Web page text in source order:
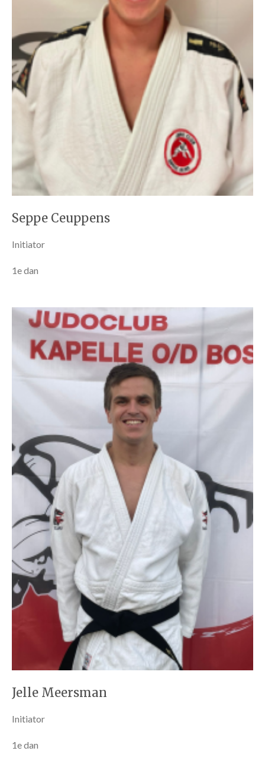
Seppe Ceuppens
Initiator
1e dan
Jelle Meersman
Initiator
1e dan